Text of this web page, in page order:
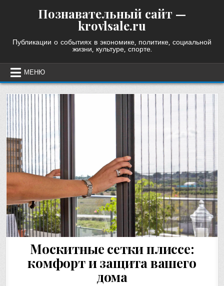
Познавательный сайт —
krovlsale.ru
Публикации о событиях в экономике, политике, социальной
жизни, культуре, спорте.
МЕНЮ
Москитные сетки плиссе:
комфорт и защита вашего
дома